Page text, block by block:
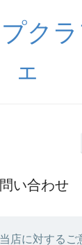
ク
ェ
い合わせ
店に対するご